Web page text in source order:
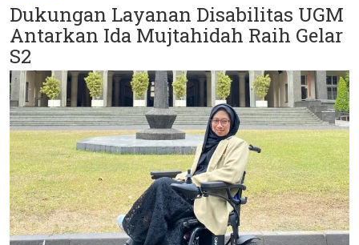
Vokasi
Kampus
Idea
Sains
EduDana
Ikuti Kami di:
Dukungan Layanan Disabilitas UGM
Antarkan Ida Mujtahidah Raih Gelar
S2